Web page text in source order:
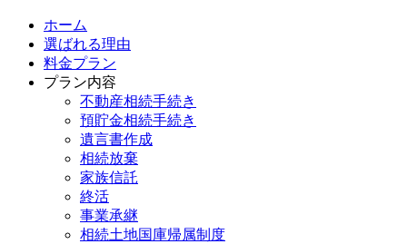
ホーム
選ばれる理由
料金プラン
プラン内容
不動産相続手続き
預貯金相続手続き
遺言書作成
相続放棄
家族信託
終活
事業承継
相続土地国庫帰属制度